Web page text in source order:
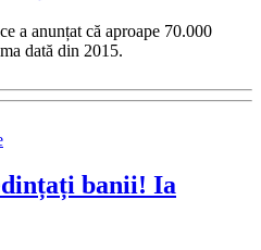
a anunțat că aproape 70.000
dată din 2015.
banii! Ia